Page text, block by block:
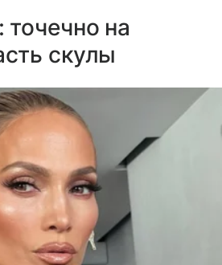
на
скулы